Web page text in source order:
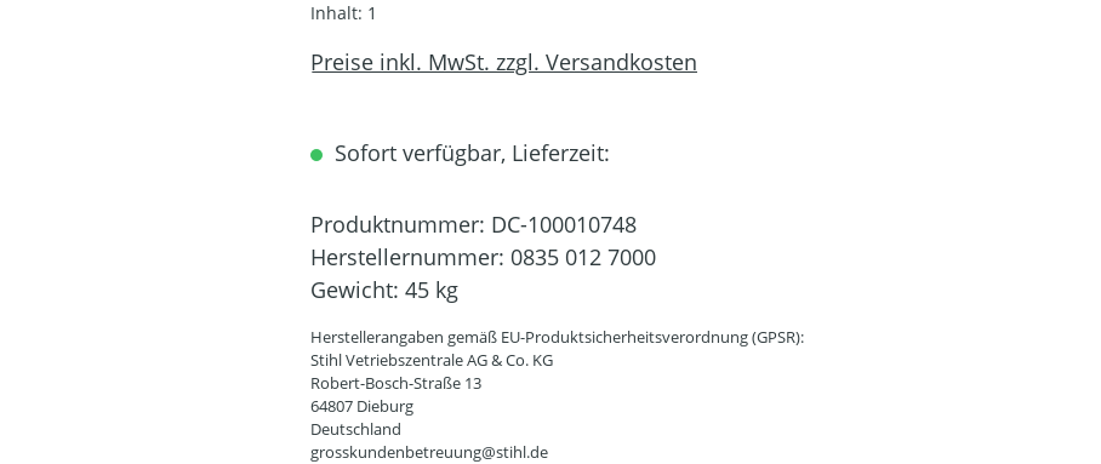
Inhalt: 1
Preise inkl. MwSt. zzgl. Versandkosten
Sofort verfügbar, Lieferzeit:
Produktnummer: DC-100010748
Herstellernummer: 0835 012 7000
Gewicht: 45 kg
Herstellerangaben gemäß EU-Produktsicherheitsverordnung (GPSR):
Stihl Vetriebszentrale AG & Co. KG
Robert-Bosch-Straße 13
64807 Dieburg
Deutschland
grosskundenbetreuung@stihl.de